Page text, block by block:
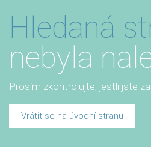
Hledaná
nebyla
Prosím zkontrolujte, jestli jste
Vrátit se na úvodní stranu